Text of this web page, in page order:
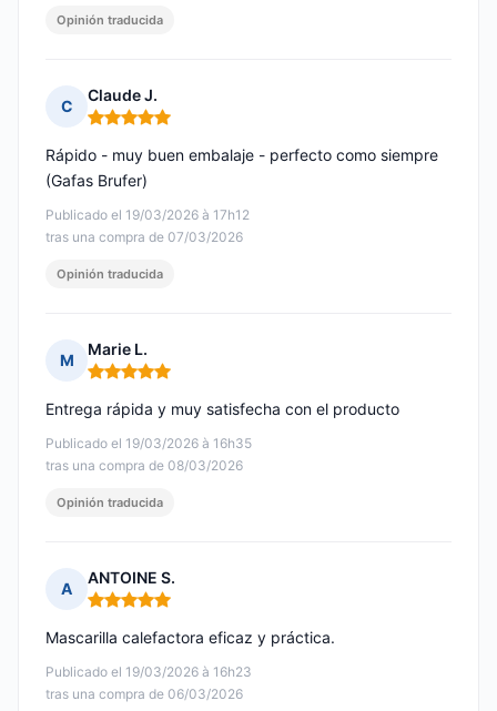
Opinión traducida
C
Claude J.
Nota: 5 de 5
Publicado el 19/03/2026 à 17h12
tras una compra de 07/03/2026
Rápido - muy buen embalaje - perfecto como siempre
(Gafas Brufer)
Opinión traducida
M
Marie L.
Nota: 5 de 5
Publicado el 19/03/2026 à 16h35
tras una compra de 08/03/2026
Entrega rápida y muy satisfecha con el producto
Opinión traducida
A
ANTOINE S.
Nota: 5 de 5
Publicado el 19/03/2026 à 16h23
tras una compra de 06/03/2026
Mascarilla calefactora eficaz y práctica.